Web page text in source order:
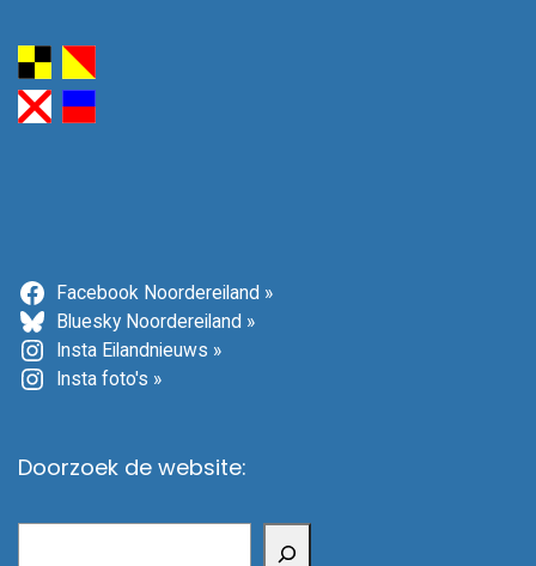
Facebook Noordereiland »
Bluesky Noordereiland »
Insta Eilandnieuws »
Insta foto's »
Doorzoek de website: